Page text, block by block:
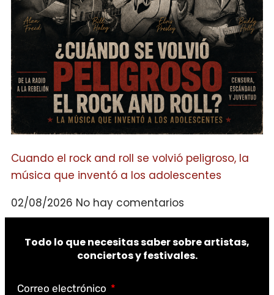
Cuando el rock and roll se volvió peligroso, la
música que inventó a los adolescentes
02/08/2026 No hay comentarios
Todo lo que necesitas saber sobre artistas,
conciertos y festivales.
Correo electrónico